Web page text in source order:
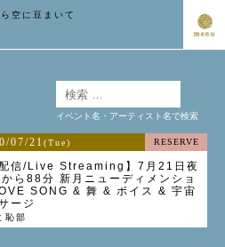
07/21(Tue) RESERVE
配信/Live Streaming】7月21日夜
ら88分 新月ニューディメンショ
SONG & 舞 & ボイス & 宇宙
ージ
恥部
イベント名・アーティスト名で検索